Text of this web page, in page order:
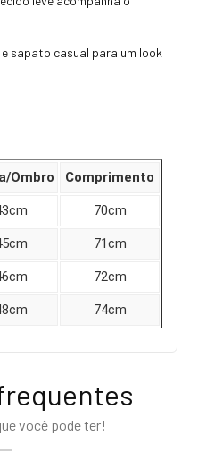
sapato casual para um look
Ombro Comprimento
70cm
71cm
72cm
74cm
você pode ter!